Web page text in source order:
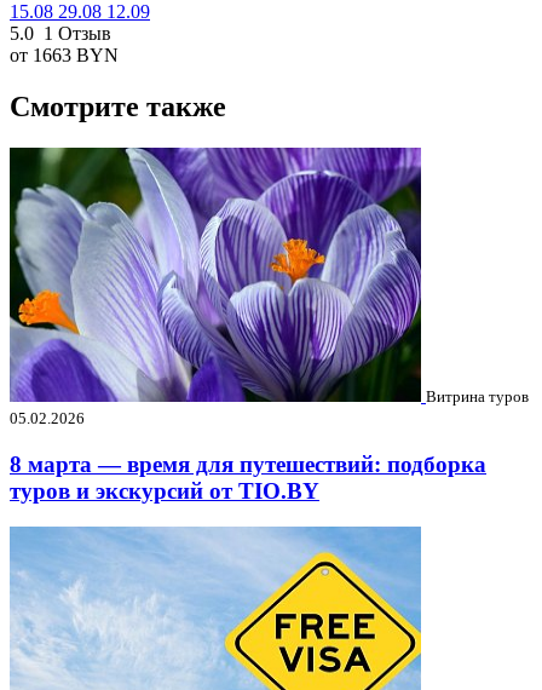
15.08 29.08 12.09
5.0 1 Отзыв
от 1663 BYN
Смотрите также
Витрина туров
05.02.2026
8 марта — время для путешествий: подборка
туров и экскурсий от TIO.BY